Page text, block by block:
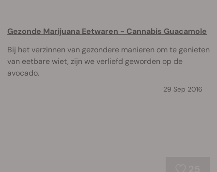
Gezonde Marijuana Eetwaren - Cannabis Guacamole
Bij het verzinnen van gezondere manieren om te genieten
van eetbare wiet, zijn we verliefd geworden op de
avocado.
29 Sep 2016